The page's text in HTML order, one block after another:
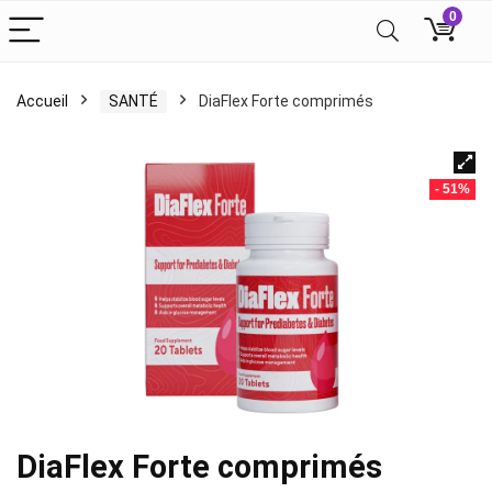
0
Accueil SANTÉ DiaFlex Forte comprimés
- 51%
DiaFlex Forte comprimés